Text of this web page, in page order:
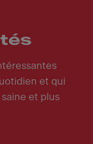
et qui
et plus